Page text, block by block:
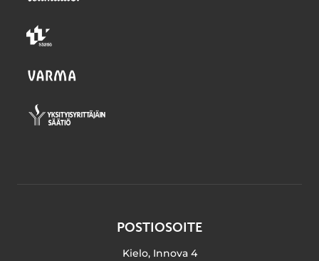
POSTIOSOITE
Kielo, Innova 4